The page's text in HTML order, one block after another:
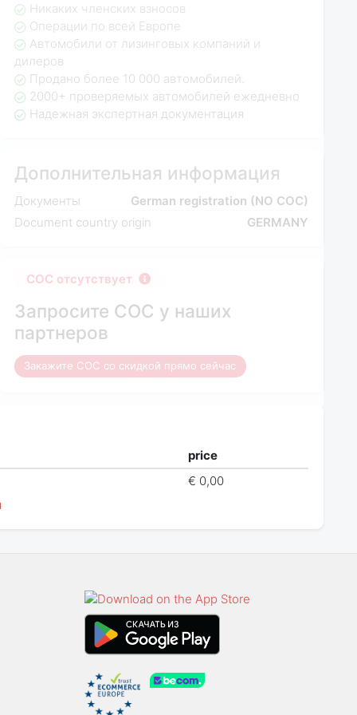
Никаких членских взносов
Операции по всей Европе
Автомобили от лизинговых компаний и
дилеров
Продано более 10 000 автомобилей.
2000+ проверяемых автомобилей ежедневно
Надежная экспертная документация
Дополнительная информация
Документы
German registration (NO COC)
Document country origin
GERMANY
COC отсутствует
Запросите COC у наших
партнеров
Закажите COC со скидкой прямо сейчас
price
€ 0,00